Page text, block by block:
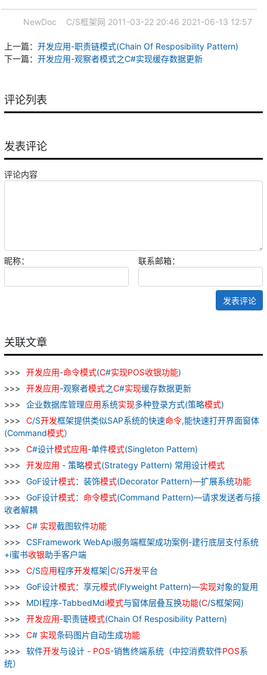
NewDoc C/S框架网 2011-03-22 20:46 2021-06-13 12:57
上一篇： 开发应用-职责链模式(Chain Of Resposibility Pattern)
下一篇： 开发应用-观察者模式之C#实现缓存数据更新
评论列表
发表评论
评论内容
昵称： 联系邮箱：
发表评论
关联文章
开发应用-命令模式(C#实现POS收银功能)
开发应用-观察者模式之C#实现缓存数据更新
企业数据库管理应用系统实现多种登录方式(策略模式)
C/S开发框架提供类似SAP系统的快速命令,能快速打开界面窗体
(Command模式）
C#设计模式应用-单件模式(Singleton Pattern)
开发应用 - 策略模式(Strategy Pattern) 常用设计模式
GoF设计模式：装饰模式(Decorator Pattern)—扩展系统功能
GoF设计模式： 命令模式(Command Pattern)—请求发送者与接
收者解耦
C# 实现截图软件功能
CSFramework WebApi服务端框架成功案例-建行底层支付系统
+i蜜书收银助手客户端
C/S应用程序开发框架| C/S开发平台
GoF设计模式：享元模式(Flyweight Pattern)—实现对象的复用
MDI程序-TabbedMdi模式与窗体层叠互换功能(C/S框架网)
开发应用-职责链模式(Chain Of Resposibility Pattern)
C# 实现条码图片自动生成功能
软件开发与设计 - POS-销售终端系统（中控消费软件POS系
统）